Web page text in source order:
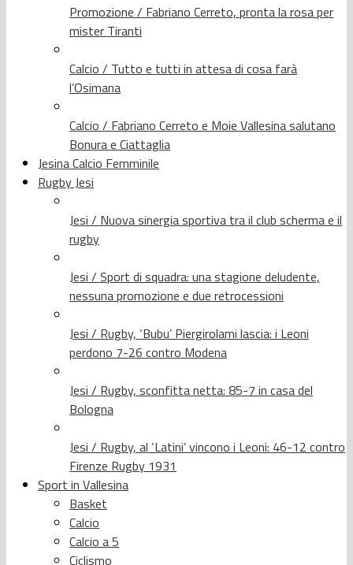
Promozione / Fabriano Cerreto, pronta la rosa per
mister Tiranti
Calcio / Tutto e tutti in attesa di cosa farà
l’Osimana
Calcio / Fabriano Cerreto e Moie Vallesina salutano
Bonura e Ciattaglia
Jesina Calcio Femminile
Rugby Jesi
Jesi / Nuova sinergia sportiva tra il club scherma e il
rugby
Jesi / Sport di squadra: una stagione deludente,
nessuna promozione e due retrocessioni
Jesi / Rugby, ‘Bubu’ Piergirolami lascia: i Leoni
perdono 7-26 contro Modena
Jesi / Rugby, sconfitta netta: 85-7 in casa del
Bologna
Jesi / Rugby, al ‘Latini’ vincono i Leoni: 46-12 contro
Firenze Rugby 1931
Sport in Vallesina
Basket
Calcio
Calcio a 5
Ciclismo